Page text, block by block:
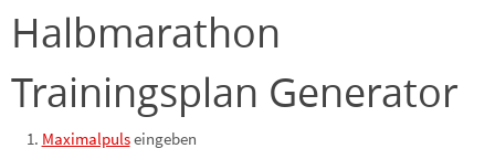
Halbmarathon
Trainingsplan Generator
Maximalpulseingeben